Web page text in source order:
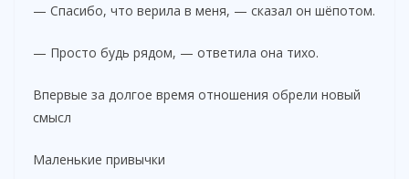
— Спасибо, что верила в меня, — сказал он шёпотом.
— Просто будь рядом, — ответила она тихо.
Впервые за долгое время отношения обрели новый
смысл
Маленькие привычки